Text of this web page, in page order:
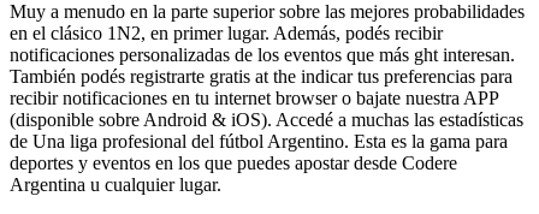
Muy a menudo en la parte superior sobre las mejores probabilidades
en el clásico 1N2, en primer lugar. Además, podés recibir
notificaciones personalizadas de los eventos que más ght interesan.
También podés registrarte gratis at the indicar tus preferencias para
recibir notificaciones en tu internet browser o bajate nuestra APP
(disponible sobre Android & iOS). Accedé a muchas las estadísticas
de Una liga profesional del fútbol Argentino. Esta es la gama para
deportes y eventos en los que puedes apostar desde Codere
Argentina u cualquier lugar.